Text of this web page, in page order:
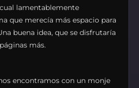
lamentablemente
que merecía más espacio para
buena idea, que se disfrutaría
más.
encontramos con un monje